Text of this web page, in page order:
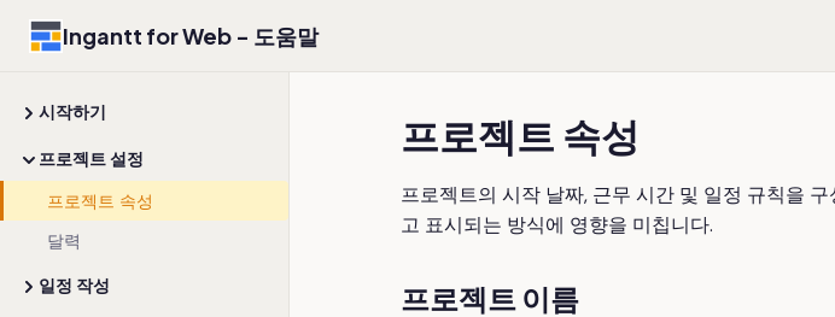
Ingantt for Web - 도움말
시작하기
프로젝트 설정
프로젝트 속성
달력
일정 작성
프로젝트 속성
프로젝트의 시작 날짜, 근무 시간 및 일정 규칙을
고 표시되는 방식에 영향을 미칩니다.
프로젝트 이름